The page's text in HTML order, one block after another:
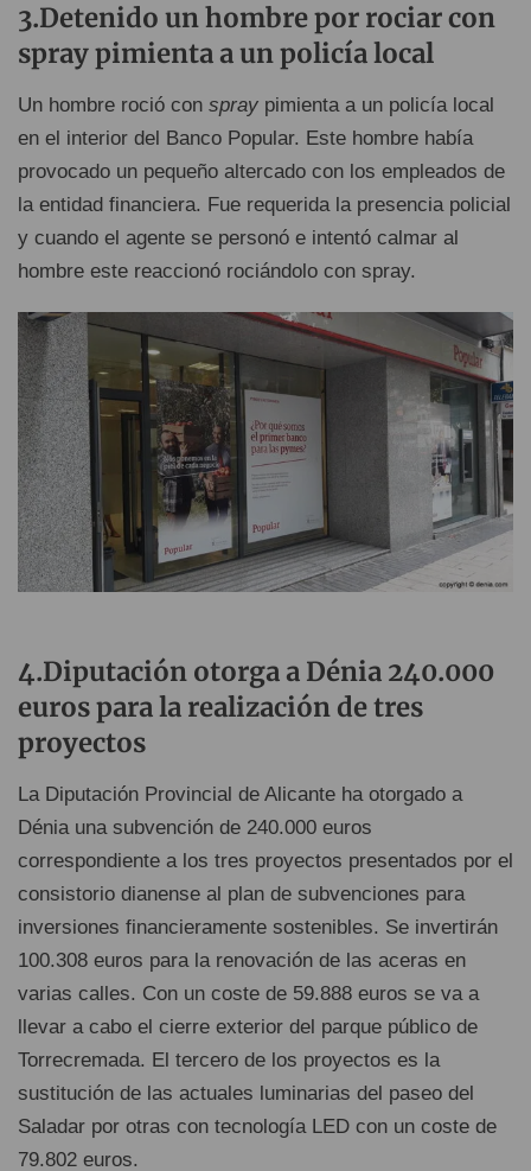
3.Detenido un hombre por rociar con
spray pimienta a un policía local
Un hombre roció con spray pimienta a un policía local
en el interior del Banco Popular. Este hombre había
provocado un pequeño altercado con los empleados de
la entidad financiera. Fue requerida la presencia policial
y cuando el agente se personó e intentó calmar al
hombre este reaccionó rociándolo con spray.
4.Diputación otorga a Dénia 240.000
euros para la realización de tres
proyectos
La Diputación Provincial de Alicante ha otorgado a
Dénia una subvención de 240.000 euros
correspondiente a los tres proyectos presentados por el
consistorio dianense al plan de subvenciones para
inversiones financieramente sostenibles. Se invertirán
100.308 euros para la renovación de las aceras en
varias calles. Con un coste de 59.888 euros se va a
llevar a cabo el cierre exterior del parque público de
Torrecremada. El tercero de los proyectos es la
sustitución de las actuales luminarias del paseo del
Saladar por otras con tecnología LED con un coste de
79.802 euros.